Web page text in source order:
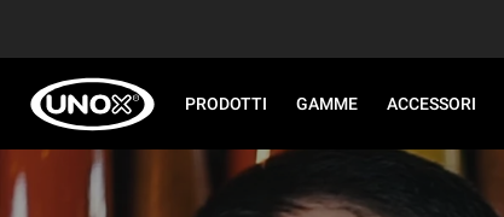
PRODOTTI GAMME ACCESSORI